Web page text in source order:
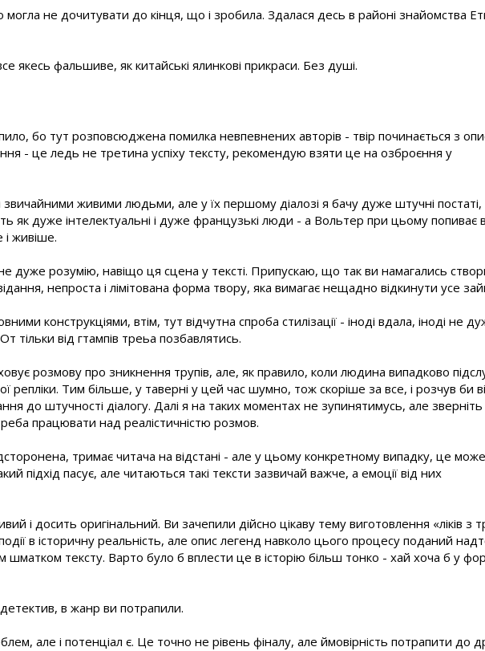
могла не дочитувати до кінця, що і зробила. Здалася десь в районі знайомства
якесь фальшиве, як китайські ялинкові прикраси. Без душі.
бо тут розповсюджена помилка невпевнених авторів - твір починається з
- це ледь не третина успіху тексту, рекомендую взяти це на озброєння у
живими людьми, але у їх першому діалозі я бачу дуже штучні постаті,
як дуже інтелектуальні і дуже французькі люди - а Вольтер при цьому попиває
і живіше.
дуже розумію, навіщо ця сцена у тексті. Припускаю, що так ви намагались
непроста і лімітована форма твору, яка вимагає нещадно відкинути усе
конструкціями, втім, тут відчутна спроба стилізації - іноді вдала, іноді не
тільки від гтампів треьа позбавлятись.
розмову про зникнення трупів, але, як правило, коли людина випадково
репліки. Тим більше, у таверні у цей час шумно, тож скоріше за все, і розчув би
до штучності діалогу. Далі я на таких моментах не зупинятимусь, але зверніть
працювати над реалістичністю розмов.
тримає читача на відстані - але у цьому конкретному випадку, це може
підхід пасує, але читаються такі тексти зазвичай важче, а емоції від них
і досить оригінальний. Ви зачепили дійсно цікаву тему виготовлення «ліків з
в історичну реальність, але опис легенд навколо цього процесу поданий
шматком тексту. Варто було б вплести це в історію більш тонко - хай хоча б у
в жанр ви потрапили.
але і потенціал є. Це точно не рівень фіналу, але ймовірність потрапити до